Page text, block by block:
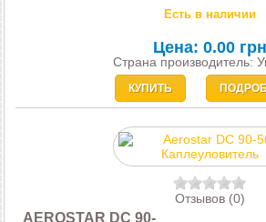
Есть в наличии
Цена: 0.00 грн
Страна производитель:
КУПИТЬ
Отзывов (0)
AEROSTAR DC 90-